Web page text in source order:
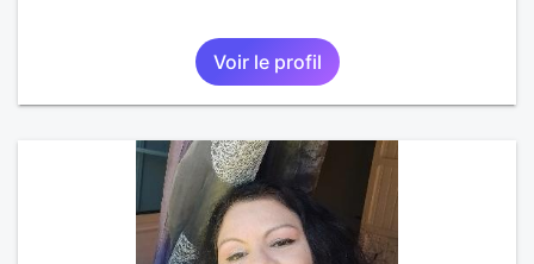
Voir le profil